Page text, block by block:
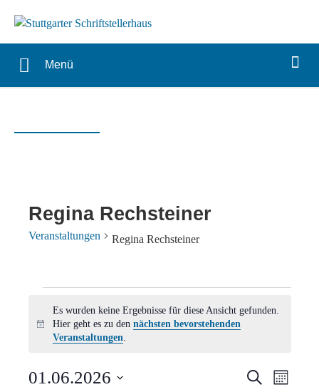
Menü
Regina Rechsteiner
Veranstaltungen Regina Rechsteiner
Hinweis
Es wurden keine Ergebnisse für diese Ansicht gefunden.
Hier geht es zu den nächsten bevorstehenden
Veranstaltungen.
SucheMonat
01.06.2026